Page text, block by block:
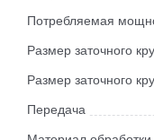
Потребляемая
Размер заточного
Размер заточного
Передача